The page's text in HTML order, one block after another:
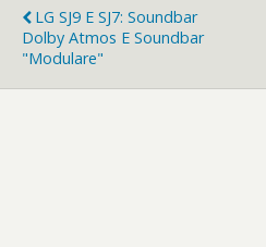
LG SJ9 E SJ7: Soundbar
Dolby Atmos E Soundbar
"modulare"